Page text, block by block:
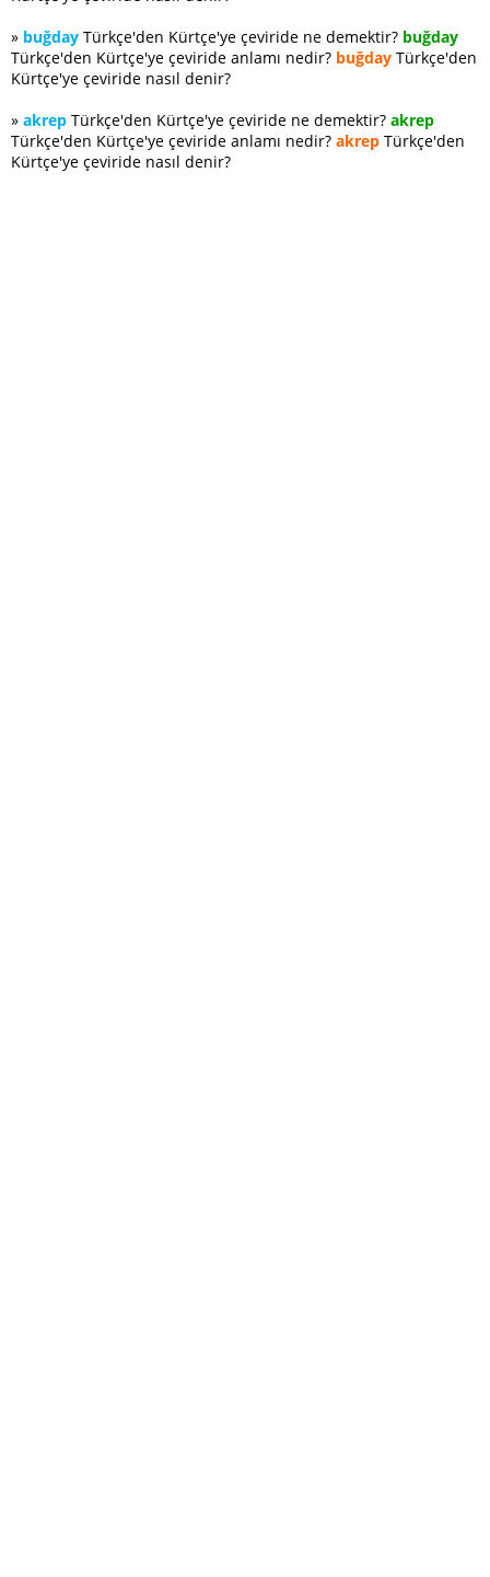
» buğday Türkçe'den Kürtçe'ye çeviride ne demektir? buğday
Türkçe'den Kürtçe'ye çeviride anlamı nedir? buğday Türkçe'den
Kürtçe'ye çeviride nasıl denir?
» akrep Türkçe'den Kürtçe'ye çeviride ne demektir? akrep
Türkçe'den Kürtçe'ye çeviride anlamı nedir? akrep Türkçe'den
Kürtçe'ye çeviride nasıl denir?